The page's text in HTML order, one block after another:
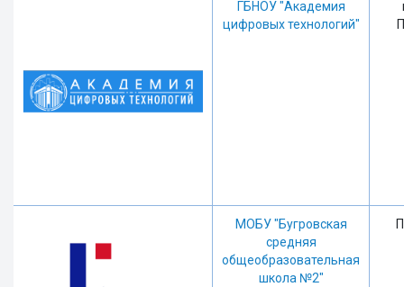
ГБНОУ "Академия
цифровых технологий"
МОБУ "Бугровская
средняя
общеобразовательная
школа №2"